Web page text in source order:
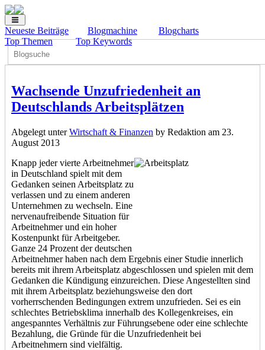
Neueste Beiträge Blogmachine
Blogcharts
Top Themen
Top Keywords
Wachsende Unzufriedenheit an
Deutschlands Arbeitsplätzen
Abgelegt unterWirtschaft & Finanzen by Redaktion am 23.
August 2013
Knapp jeder vierte Arbeitnehmer
in Deutschland spielt mit dem
Gedanken seinen Arbeitsplatz zu
verlassen und zu einem anderen
Unternehmen zu wechseln. Eine
nervenaufreibende Situation für
Arbeitnehmer und ein hoher
Kostenpunkt für Arbeitgeber.
Ganze 24 Prozent der deutschen
Arbeitnehmer haben nach dem Ergebnis einer Studie innerlich
bereits mit ihrem Arbeitsplatz abgeschlossen und spielen mit dem
Gedanken die Kündigung einzureichen. Diese Angestellten sind
mit ihrem Arbeitsplatz beziehungsweise den dort
vorherrschenden Bedingungen extrem unzufrieden. Sei es ein
schlechtes Betriebsklima innerhalb des Kollegenkreises, ein
angespanntes Verhältnis zur Führungsebene oder eine schlechte
Bezahlung, die Gründe für die Unzufriedenheit bei
Arbeitnehmern sind vielfältig.